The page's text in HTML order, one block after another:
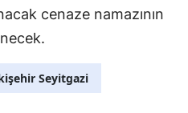
cenaze namazının
Seyitgazi